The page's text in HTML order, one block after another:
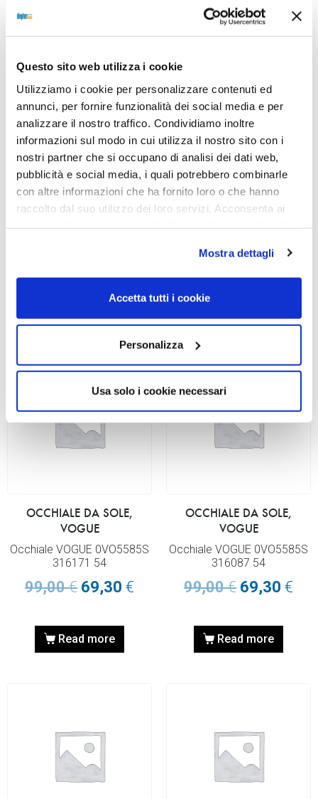
Questo sito web utilizza i cookie
Utilizziamo i cookie per personalizzare contenuti ed
annunci, per fornire funzionalità dei social media e per
analizzare il nostro traffico. Condividiamo inoltre
informazioni sul modo in cui utilizza il nostro sito con i
nostri partner che si occupano di analisi dei dati web,
pubblicità e social media, i quali potrebbero combinarle
con altre informazioni che ha fornito loro o che hanno
raccolto dal suo utilizzo dei loro servizi. Acconsenta ai
Mostra dettagli
Accetta tutti i cookie
Personalizza
Usa solo i cookie necessari
OCCHIALE DA SOLE,
VOGUE
Occhiale VOGUE 0VO5585S
W65673 54
Read more
OCCHIALE DA SOLE,
VOGUE
Occhiale VOGUE 0VO5585S
W44/11 54
99,00€ 69,30 €
OCCHIALE DA SOLE,
VOGUE
Occhiale VOGUE 0VO5585S
316171 54
99,00€ 69,30 €
Read more
OCCHIALE DA SOLE,
VOGUE
Occhiale VOGUE 0VO5585S
316087 54
99,00€ 69,30 €
Read more